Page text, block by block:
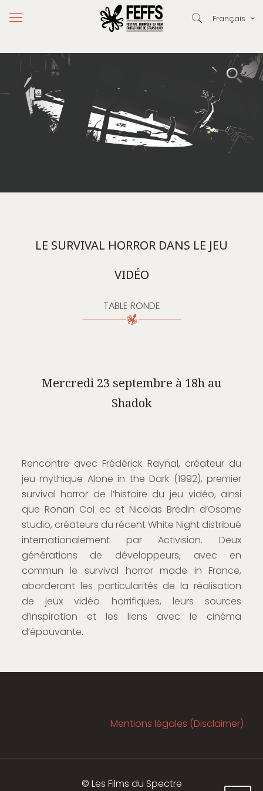
Français
LE SURVIVAL HORROR DANS LE JEU
VIDÉO
TABLE RONDE
Mercredi 23 septembre à 18h au
Shadok
Rencontre avec Frédérick Raynal, créateur du
jeu mythique Alone in the Dark (1992), premier
survival horror de l’histoire du jeu vidéo, ainsi
que Ronan Coi ec et Nicolas Bredin d’Osome
studio, créateurs du récent White Night distribué
internationalement par Activision. Deux
générations de développeurs, avec en
commun le survival horror made in France,
aborderont les particularités de la réalisation
de jeux vidéo horrifiques, leurs sources
d’inspiration et les liens avec le cinéma
d’épouvante.
Mentions légales (Disclaimer)
© Les Films du Spectre